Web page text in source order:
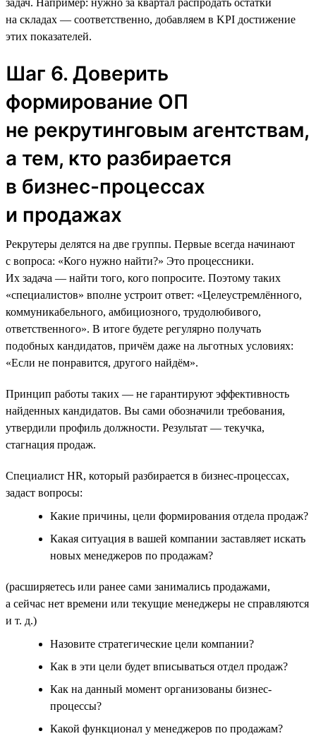
на складах — соответственно, добавляем в KPI достижение
этих показателей.
Шаг 6. Доверить
формирование ОП
не рекрутинговым агентствам,
а тем, кто разбирается
в бизнес-процессах
и продажах
Рекрутеры делятся на две группы. Первые всегда начинают
с вопроса: «Кого нужно найти?» Это процессники.
Их задача — найти того, кого попросите. Поэтому таких
«специалистов» вполне устроит ответ: «Целеустремлённого,
коммуникабельного, амбициозного, трудолюбивого,
ответственного». В итоге будете регулярно получать
подобных кандидатов, причём даже на льготных условиях:
«Если не понравится, другого найдём».
Принцип работы таких — не гарантируют эффективность
найденных кандидатов. Вы сами обозначили требования,
утвердили профиль должности. Результат — текучка,
стагнация продаж.
Специалист HR, который разбирается в бизнес-процессах,
задаст вопросы:
Какие причины, цели формирования отдела продаж?
Какая ситуация в вашей компании заставляет искать
новых менеджеров по продажам?
(расширяетесь или ранее сами занимались продажами,
а сейчас нет времени или текущие менеджеры не справляются
и т. д.)
Назовите стратегические цели компании?
Как в эти цели будет вписываться отдел продаж?
Как на данный момент организованы бизнес-
процессы?
Какой функционал у менеджеров по продажам?